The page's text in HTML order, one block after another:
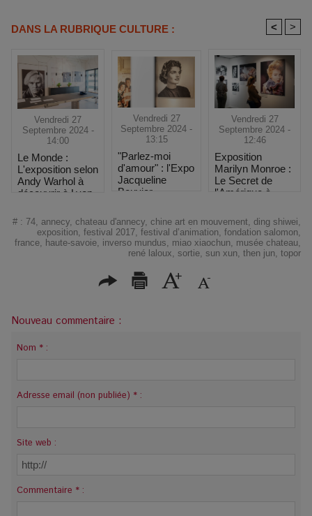
DANS LA RUBRIQUE CULTURE : < >
Vendredi 27
Septembre 2024 -
14:00
Le Monde :
L'exposition selon
Andy Warhol à
découvrir à Lyon
Vendredi 27
Septembre 2024 -
13:15
"Parlez-moi
d'amour" : l'Expo
Jacqueline
Bouvier
Marseille
Vendredi 27
Septembre 2024 -
12:46
Exposition
Marilyn Monroe :
Le Secret de
l'Amérique à
# : 74, annecy, chateau d'annecy, chine art en mouvement, ding shiwei,
exposition, festival 2017, festival d’animation, fondation salomon,
france, haute-savoie, inverso mundus, miao xiaochun, musée chateau,
rené laloux, sortie, sun xun, then jun, topor
Nouveau commentaire :
Nom * :
Adresse email (non publiée) * :
Site web :
Commentaire * :